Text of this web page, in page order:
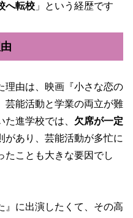
へ転校 」という経歴です
理由は、映画『小さな恋の
芸能活動と学業の両立が難
進学校では、 欠席が一定
があり、芸能活動が多忙に
たことも大きな要因でし
』に出演したくて、その高